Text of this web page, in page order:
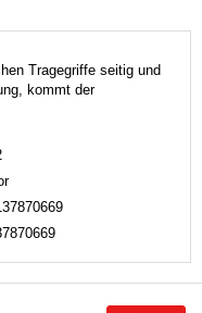
Tragegriffe seitig und
kommt der